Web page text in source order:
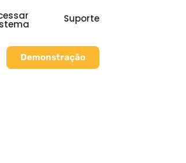
Suporte
Demonstração